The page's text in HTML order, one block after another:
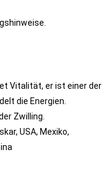
Vitalität, er ist einer der
die Energien.
Zwilling.
USA, Mexiko,